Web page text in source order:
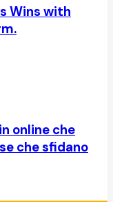
Wins with
online che
che sfidano